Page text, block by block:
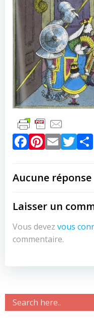
Facebook
Email
Aucune réponse
Laisser un
Vous devez vous
commentaire.